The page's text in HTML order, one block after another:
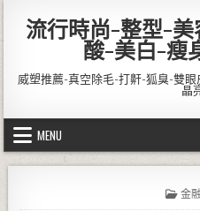
流行時尚-整型-
酸-美白-瘦
威塑推薦-真空除毛-打鼾-狐臭-雙
晶
MENU
金